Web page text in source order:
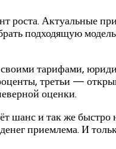
роста. Актуальные
подходящую
своими тарифами,
третьи —
оценки.
и так же быстро
приемлема. И